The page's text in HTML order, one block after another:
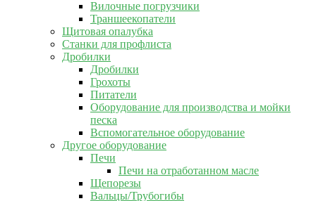
Вилочные погрузчики
Траншеекопатели
Щитовая опалубка
Станки для профлиста
Дробилки
Дробилки
Грохоты
Питатели
Оборудование для производства и мойки
песка
Вспомогательное оборудование
Другое оборудование
Печи
Печи на отработанном масле
Щепорезы
Вальцы/Трубогибы